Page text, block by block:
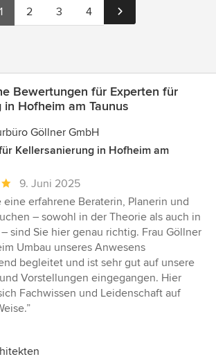
1 2 3 4
Bewertungen für Experten für
in Hofheim am Taunus
Göllner GmbH
Kellersanierung in Hofheim am
9. Juni 2025
eine erfahrene Beraterin, Planerin und
– sowohl in der Theorie als auch in
sind Sie hier genau richtig. Frau Göllner
Umbau unseres Anwesens
begleitet und ist sehr gut auf unsere
Vorstellungen eingegangen. Hier
Fachwissen und Leidenschaft auf